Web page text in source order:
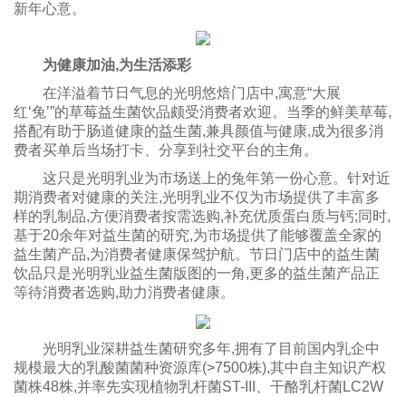
新年心意。
为健康加油,为生活添彩
在洋溢着节日气息的光明悠焙门店中,寓意“大展
红‘兔’”的草莓益生菌饮品颇受消费者欢迎。当季的鲜美草莓,
搭配有助于肠道健康的益生菌,兼具颜值与健康,成为很多消
费者买单后当场打卡、分享到社交平台的主角。
这只是光明乳业为市场送上的兔年第一份心意。针对近
期消费者对健康的关注,光明乳业不仅为市场提供了丰富多
样的乳制品,方便消费者按需选购,补充优质蛋白质与钙;同时,
基于20余年对益生菌的研究,为市场提供了能够覆盖全家的
益生菌产品,为消费者健康保驾护航。节日门店中的益生菌
饮品只是光明乳业益生菌版图的一角,更多的益生菌产品正
等待消费者选购,助力消费者健康。
光明乳业深耕益生菌研究多年,拥有了目前国内乳企中
规模最大的乳酸菌菌种资源库(>7500株),其中自主知识产权
菌株48株,并率先实现植物乳杆菌ST-III、干酪乳杆菌LC2W